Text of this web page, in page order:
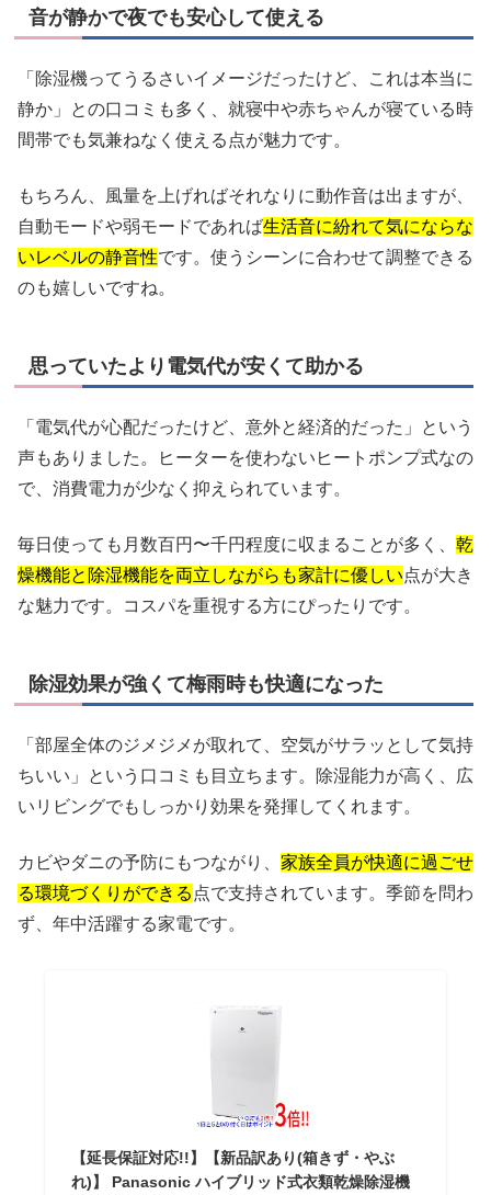
音が静かで夜でも安心して使える
「除湿機ってうるさいイメージだったけど、これは本当に
静か」との口コミも多く、就寝中や赤ちゃんが寝ている時
間帯でも気兼ねなく使える点が魅力です。
もちろん、風量を上げればそれなりに動作音は出ますが、
自動モードや弱モードであれば生活音に紛れて気にならな
いレベルの静音性です。使うシーンに合わせて調整できる
のも嬉しいですね。
思っていたより電気代が安くて助かる
「電気代が心配だったけど、意外と経済的だった」という
声もありました。ヒーターを使わないヒートポンプ式なの
で、消費電力が少なく抑えられています。
毎日使っても月数百円〜千円程度に収まることが多く、 乾
燥機能と除湿機能を両立しながらも家計に優しい点が大き
な魅力です。コスパを重視する方にぴったりです。
除湿効果が強くて梅雨時も快適になった
「部屋全体のジメジメが取れて、空気がサラッとして気持
ちいい」という口コミも目立ちます。除湿能力が高く、広
いリビングでもしっかり効果を発揮してくれます。
カビやダニの予防にもつながり、 家族全員が快適に過ごせ
る環境づくりができる 点で支持されています。季節を問わ
ず、年中活躍する家電です。
【延長保証対応!!】【新品訳あり(箱きず・やぶ
れ)】 Panasonic ハイブリッド式衣類乾燥除湿機